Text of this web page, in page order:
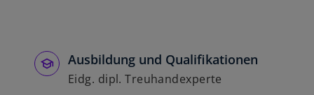
i
s
Ausbildung und Qualifikationen
Eidg. dipl. Treuhandexperte